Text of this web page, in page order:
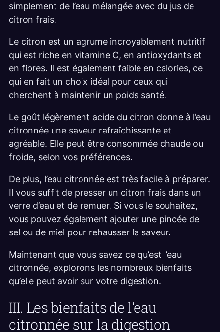
simplement de l’eau mélangée avec du jus de
citron frais.
Le citron est un agrume incroyablement nutritif
qui est riche en vitamine C, en antioxydants et
en fibres. Il est également faible en calories, ce
qui en fait un choix idéal pour ceux qui
cherchent à maintenir un poids santé.
Le goût légèrement acide du citron donne à l’eau
citronnée une saveur rafraîchissante et
agréable. Elle peut être consommée chaude ou
froide, selon vos préférences.
De plus, l’eau citronnée est très facile à préparer.
Il vous suffit de presser un citron frais dans un
verre d’eau et de remuer. Si vous le souhaitez,
vous pouvez également ajouter une pincée de
sel ou de miel pour rehausser la saveur.
Maintenant que vous savez ce qu’est l’eau
citronnée, explorons les nombreux bienfaits
qu’elle peut avoir sur votre digestion.
III. Les bienfaits de l’eau
citronnée sur la digestion